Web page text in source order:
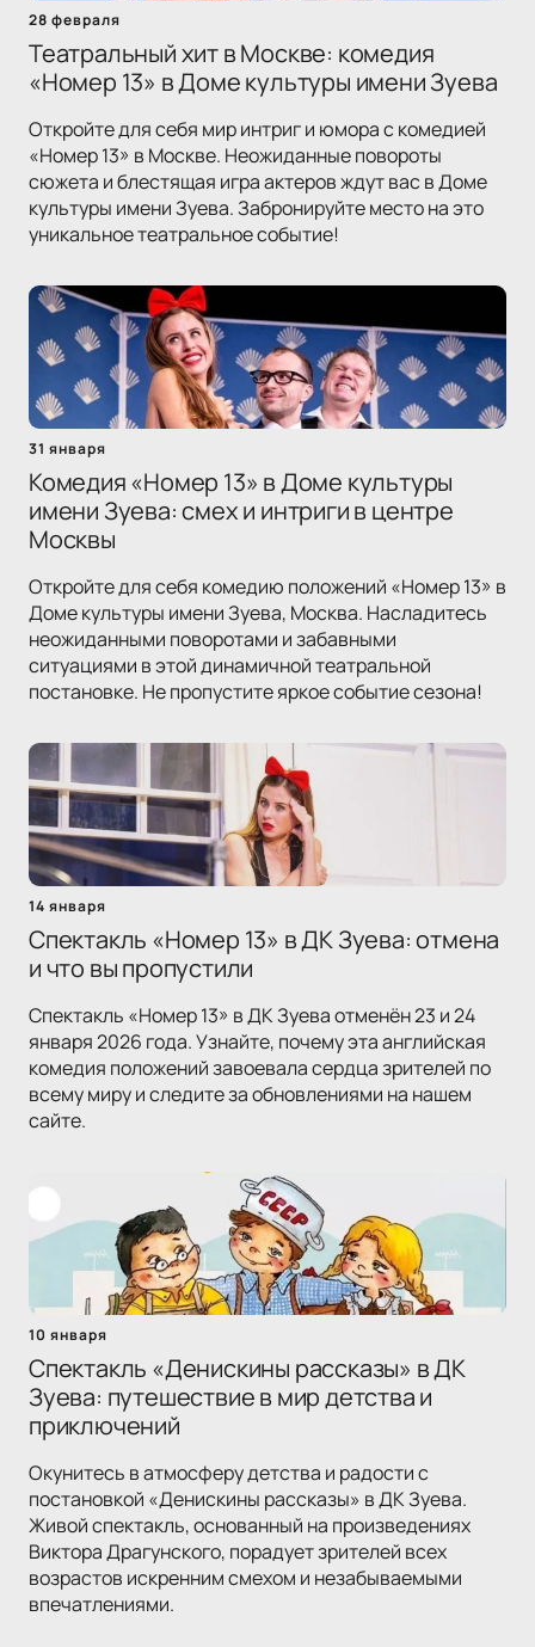
28 февраля
Театральный хит в Москве: комедия
«Номер 13» в Доме культуры имени Зуева
Откройте для себя мир интриг и юмора с комедией
«Номер 13» в Москве. Неожиданные повороты
сюжета и блестящая игра актеров ждут вас в Доме
культуры имени Зуева. Забронируйте место на это
уникальное театральное событие!
31 января
Комедия «Номер 13» в Доме культуры
имени Зуева: смех и интриги в центре
Москвы
Откройте для себя комедию положений «Номер 13» в
Доме культуры имени Зуева, Москва. Насладитесь
неожиданными поворотами и забавными
ситуациями в этой динамичной театральной
постановке. Не пропустите яркое событие сезона!
14 января
Спектакль «Номер 13» в ДК Зуева: отмена
и что вы пропустили
Спектакль «Номер 13» в ДК Зуева отменён 23 и 24
января 2026 года. Узнайте, почему эта английская
комедия положений завоевала сердца зрителей по
всему миру и следите за обновлениями на нашем
сайте.
10 января
Спектакль «Денискины рассказы» в ДК
Зуева: путешествие в мир детства и
приключений
Окунитесь в атмосферу детства и радости с
постановкой «Денискины рассказы» в ДК Зуева.
Живой спектакль, основанный на произведениях
Виктора Драгунского, порадует зрителей всех
возрастов искренним смехом и незабываемыми
впечатлениями.